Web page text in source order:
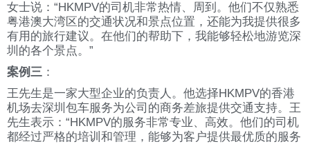
女士说：“HKMPV的司机非常热情、周到。他们不仅熟悉
粤港澳大湾区的交通状况和景点位置，还能为我提供很多
有用的旅行建议。在他们的帮助下，我能够轻松地游览深
圳的各个景点。”
案例三 ：
王先生是一家大型企业的负责人。他选择HKMPV的香港
机场去深圳包车服务为公司的商务差旅提供交通支持。王
先生表示：“HKMPV的服务非常专业、高效。他们的司机
都经过严格的培训和管理，能够为客户提供最优质的服务